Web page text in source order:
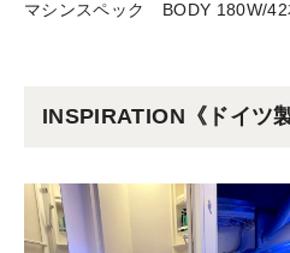
マシンスペック BODY 180W/42
INSPIRATION《ドイツ